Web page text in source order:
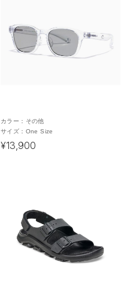
カラー： その他
サイズ： One Size
¥13,900